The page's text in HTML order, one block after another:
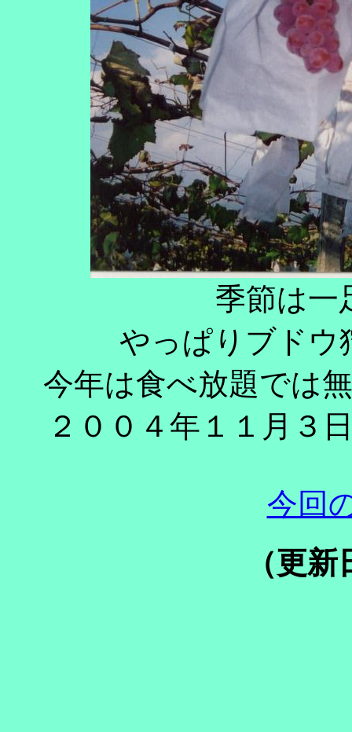
季節は一
やっぱりブドウ
今年は食べ放題では
２００４年１１月３
今回
（更